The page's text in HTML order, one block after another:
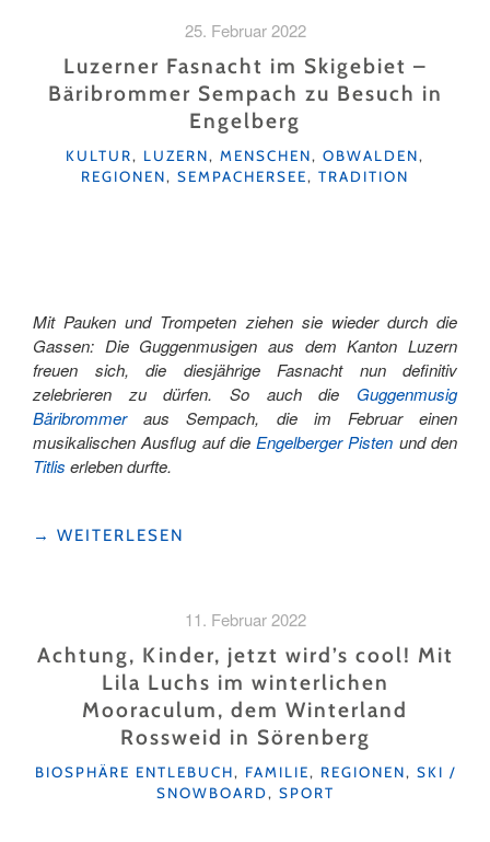
UND
KLEIN "
25. Februar 2022
Luzerner Fasnacht im Skigebiet –
Bäribrommer Sempach zu Besuch in
Engelberg
KATEGORIEN
KULTUR, LUZERN, MENSCHEN, OBWALDEN,
REGIONEN, SEMPACHERSEE, TRADITION
Mit Pauken und Trompeten ziehen sie wieder durch die
Gassen: Die Guggenmusigen aus dem Kanton Luzern
freuen sich, die diesjährige Fasnacht nun definitiv
zelebrieren zu dürfen. So auch die Guggenmusig
Bäribrommeraus Sempach, die im Februar einen
musikalischen Ausflug auf die Engelberger Pisten und den
Titlis erleben durfte.
"LUZERNER
BÄRIBROMMER
SEMPACH
BESUCH
ENGELBERG"
→ WEITERLESEN
11. Februar 2022
Achtung, Kinder, jetzt wird’s cool! Mit
Lila Luchs im winterlichen
Mooraculum, dem Winterland
Rossweid in Sörenberg
KATEGORIEN
BIOSPHÄRE ENTLEBUCH, FAMILIE, REGIONEN, SKI /
SNOWBOARD, SPORT